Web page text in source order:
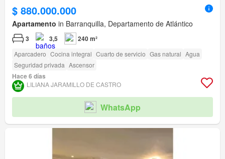
$ 880.000.000
Apartamento in Barranquilla, Departamento de Atlántico
3 3,5 240 m²
Aparcadero Cocina integral Cuarto de servicio Gas natural Agua
Seguridad privada Ascensor
Hace 6 días
LILIANA JARAMILLO DE CASTRO
WhatsApp